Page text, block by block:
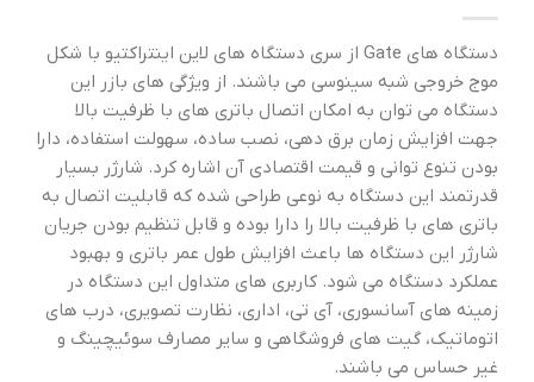
دستگاه های Gate از سری دستگاه های لاین اینتراکتیو با شکل
موج خروجی شبه سینوسی می باشند. از ویژگی های بازر این
دستگاه می توان به امکان اتصال باتری های با ظرفیت بالا
جهت افزایش زمان برق دهی، نصب ساده، سهولت استفاده، دارا
بودن تنوع توانی و قیمت اقتصادی آن اشاره کرد. شارژر بسیار
قدرتمند این دستگاه به نوعی طراحی شده که قابلیت اتصال به
باتری های با ظرفیت بالا را دارا بوده و قابل تنظیم بودن جریان
شارژر این دستگاه ها باعث افزایش طول عمر باتری و بهبود
عملکرد دستگاه می شود. کاربری های متداول این دستگاه در
زمینه های آسانسوری، آی تی، اداری، نظارت تصویری، درب های
اتوماتیک، گیت های فروشگاهی و سایر مصارف سوئیچینگ و
غیر حساس می باشند.